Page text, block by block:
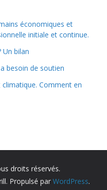
économiques et
initiale et continue.
Un bilan
besoin de soutien
Comment en
droits réservés.
Propulsé par WordPress.